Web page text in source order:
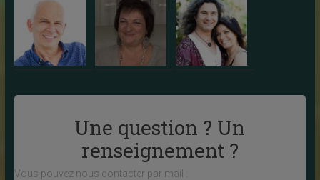
Une question ? Un
renseignement ?
Vous pouvez nous contacter par mail :